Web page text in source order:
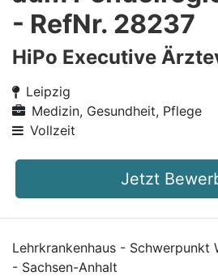
- RefNr. 28237
HiPo Executive
Leipzig
Medizin, Gesundheit, Pflege
Vollzeit
Jetzt
Lehrkrankenhaus - Schwerpunkt
- Sachsen-Anhalt